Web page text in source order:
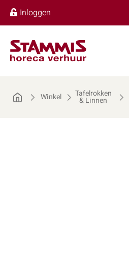
Inloggen
Winkel Tafelrokken
& Linnen